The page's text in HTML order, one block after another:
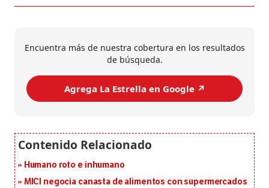
Encuentra más de nuestra cobertura en los resultados
de búsqueda.
Agrega La Estrella en Google ↗️
Humano roto e inhumano
MICI negocia canasta de alimentos con supermercados